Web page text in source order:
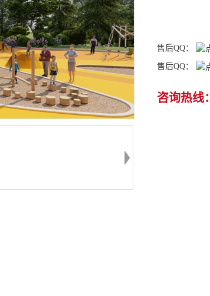
售后QQ：
售后QQ：
咨询热线：